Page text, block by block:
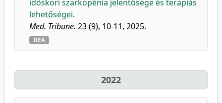
időskori szarkopénia jelentősége és terápiás
lehetőségei.
Med. Tribune. 23 (9), 10-11, 2025.
DEA
2022